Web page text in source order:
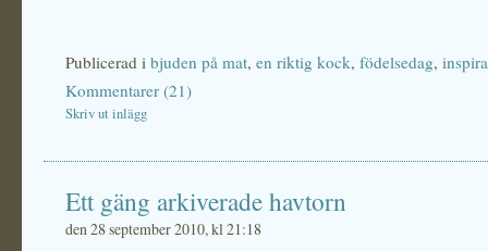
Publicerad i bjuden på mat, en riktig kock, födelsedag,
Kommentarer (21)
Skriv ut inlägg
Ett gäng arkiverade havtorn
den 28 september 2010, kl 21:18